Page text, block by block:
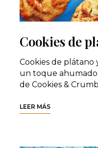
Cookies de
Cookies de plátano
un toque ahumado
de Cookies &
LEER MÁS